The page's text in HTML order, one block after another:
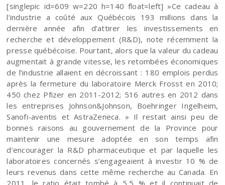
[singlepic id=609 w=220 h=140 float=left] »Ce cadeau à
l’industrie a coûté aux Québécois 193 millions dans la
dernière année afin d’attirer les investissements en
recherche et développement (R&D), note récemment la
presse québécoise. Pourtant, alors que la valeur du cadeau
augmentait à grande vitesse, les retombées économiques
de l’industrie allaient en décroissant : 180 emplois perdus
après la fermeture du laboratoire Merck Frosst en 2010;
450 chez Pfizer en 2011-2012; 516 autres en 2012 dans
les entreprises Johnson&Johnson, Boehringer Ingelheim,
Sanofi-aventis et AstraZeneca. » Il restait ainsi peu de
bonnes raisons au gouvernement de la Province pour
maintenir une mesure adoptée en son temps afin
d’encourager la R&D pharmaceutique et par laquelle les
laboratoires concernés s’engageaient à investir 10 % de
leurs revenus dans cette même recherche au Canada. En
2011, le ratio était tombé à 5,5 % et il continuait de